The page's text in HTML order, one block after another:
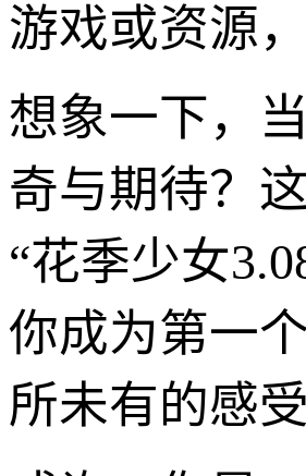
游戏或资源
想象一下，
奇与期待？
“花季少女
你成为第一
所未有的感受